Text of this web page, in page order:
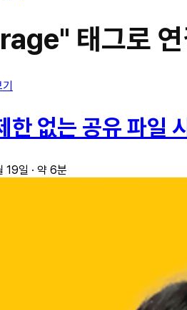
태그로 연
한 없는 공유 파
19일 · 약 6분